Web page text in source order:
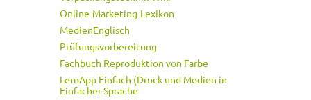
Online-Marketing-Lexikon
MedienEnglisch
Prüfungsvorbereitung
Fachbuch Reproduktion von Farbe
LernApp Einfach (Druck und Medien in
Einfacher Sprache